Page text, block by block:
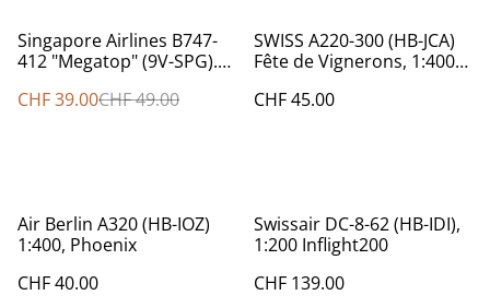
%
Singapore Airlines B747-
412 "Megatop" (9V-SPG).
CHF 39.00CHF 49.00
SWISS A220-300 (HB-JCA)
Fête de Vignerons, 1:400
CHF 45.00
Air Berlin A320 (HB-IOZ)
1:400, Phoenix
CHF 40.00
Swissair DC-8-62 (HB-IDI),
1:200 Inflight200
CHF 139.00